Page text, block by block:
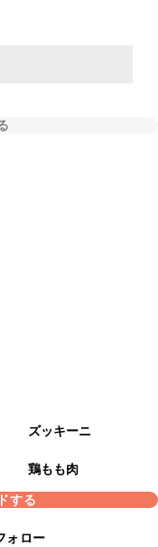
ズッキーニ
鶏もも肉
する
ォロー